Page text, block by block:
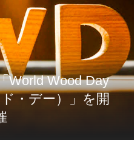
World Wood Day
・デー）」を開